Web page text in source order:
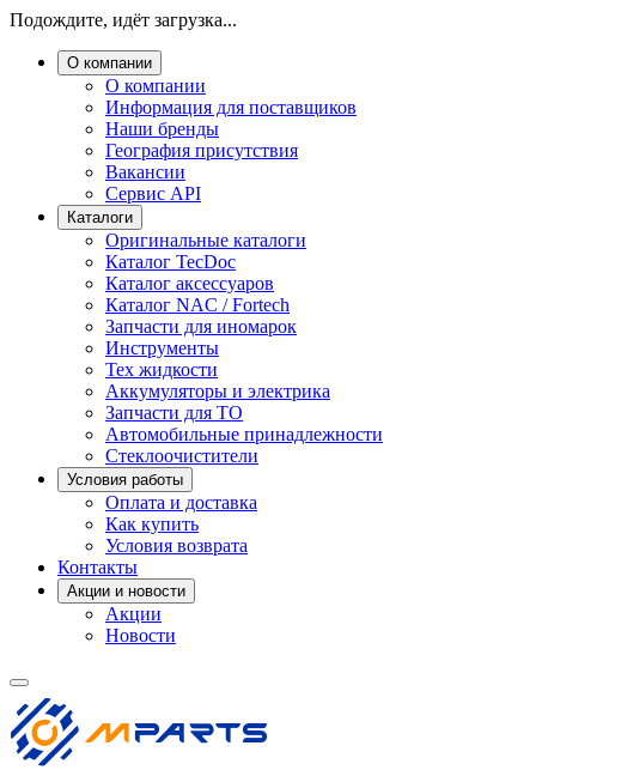
Подождите, идёт загрузка...
О компании
О компании
Информация для поставщиков
Наши бренды
География присутствия
Вакансии
Сервис API
Каталоги
Оригинальные каталоги
Каталог TecDoc
Каталог аксессуаров
Каталог NAC / Fortech
Запчасти для иномарок
Инструменты
Тех жидкости
Аккумуляторы и электрика
Запчасти для ТО
Автомобильные принадлежности
Стеклоочистители
Условия работы
Оплата и доставка
Как купить
Условия возврата
Контакты
Акции и новости
Акции
Новости